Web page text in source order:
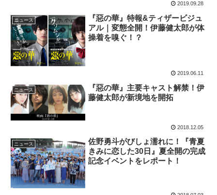
2019.09.28
ニュース
『惡の華』特報&ティザービジュ
アル｜変態全開！伊藤健太郎が体
操着を嗅ぐ！？
2019.06.11
ニュース
『惡の華』主要キャスト解禁！伊
藤健太郎が新境地を開拓
2018.12.05
ニュース
佐野勇斗がびしょ濡れに！『青夏
きみに恋した30日』夏全開の完成
記念イベントをレポート！